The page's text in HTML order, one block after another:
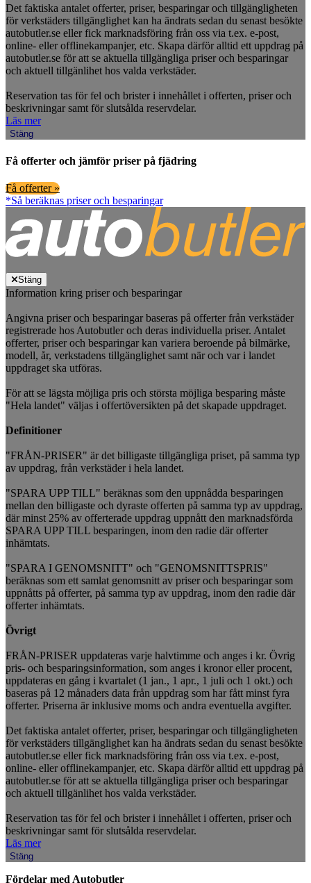
Det faktiska antalet offerter, priser, besparingar och tillgängligheten
för verkstäders tillgänglighet kan ha ändrats sedan du senast besökte
autobutler.se eller fick marknadsföring från oss via t.ex. e-post,
online- eller offlinekampanjer, etc. Skapa därför alltid ett uppdrag på
autobutler.se för att se aktuella tillgängliga priser och besparingar
och aktuell tillgänlihet hos valda verkstäder.
Reservation tas för fel och brister i innehållet i offerten, priser och
beskrivningar samt för slutsålda reservdelar.
Läs mer
Stäng
Få offerter och jämför priser på fjädring
Få offerter »
*Så beräknas priser och besparingar
Stäng
Information kring priser och besparingar
Angivna priser och besparingar baseras på offerter från verkstäder
registrerade hos Autobutler och deras individuella priser. Antalet
offerter, priser och besparingar kan variera beroende på bilmärke,
modell, år, verkstadens tillgänglighet samt när och var i landet
uppdraget ska utföras.
För att se lägsta möjliga pris och största möjliga besparing måste
"Hela landet" väljas i offertöversikten på det skapade uppdraget.
Definitioner
"FRÅN-PRISER" är det billigaste tillgängliga priset, på samma typ
av uppdrag, från verkstäder i hela landet.
"SPARA UPP TILL" beräknas som den uppnådda besparingen
mellan den billigaste och dyraste offerten på samma typ av uppdrag,
där minst 25% av offerterade uppdrag uppnått den marknadsförda
SPARA UPP TILL besparingen, inom den radie där offerter
inhämtats.
"SPARA I GENOMSNITT" och "GENOMSNITTSPRIS"
beräknas som ett samlat genomsnitt av priser och besparingar som
uppnåtts på offerter, på samma typ av uppdrag, inom den radie där
offerter inhämtats.
Övrigt
FRÅN-PRISER uppdateras varje halvtimme och anges i kr. Övrig
pris- och besparingsinformation, som anges i kronor eller procent,
uppdateras en gång i kvartalet (1 jan., 1 apr., 1 juli och 1 okt.) och
baseras på 12 månaders data från uppdrag som har fått minst fyra
offerter. Priserna är inklusive moms och andra eventuella avgifter.
Det faktiska antalet offerter, priser, besparingar och tillgängligheten
för verkstäders tillgänglighet kan ha ändrats sedan du senast besökte
autobutler.se eller fick marknadsföring från oss via t.ex. e-post,
online- eller offlinekampanjer, etc. Skapa därför alltid ett uppdrag på
autobutler.se för att se aktuella tillgängliga priser och besparingar
och aktuell tillgänlihet hos valda verkstäder.
Reservation tas för fel och brister i innehållet i offerten, priser och
beskrivningar samt för slutsålda reservdelar.
Läs mer
Stäng
Fördelar med Autobutler